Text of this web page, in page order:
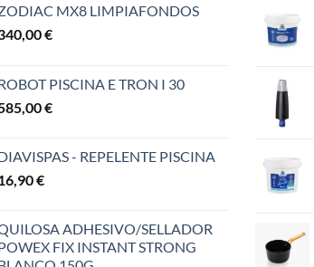
MX8 LIMPIAFONDOS
€
PISCINA E TRON I 30
€
- REPELENTE PISCINA
€
ADHESIVO/SELLADOR
FIX INSTANT STRONG